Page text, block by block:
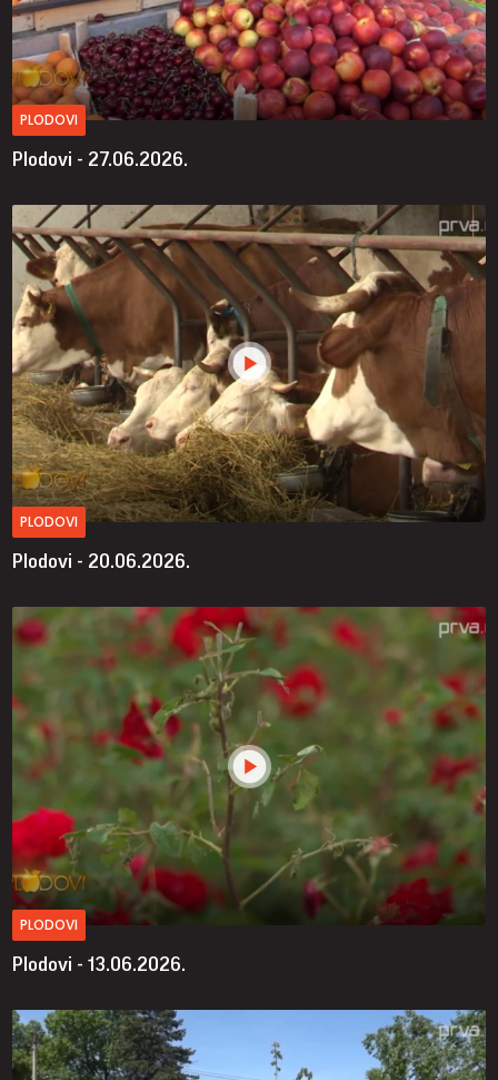
PLODOVI
Plodovi - 27.06.2026.
PLODOVI
Plodovi - 20.06.2026.
PLODOVI
Plodovi - 13.06.2026.